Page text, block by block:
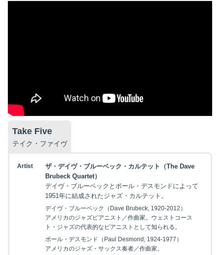
Take Five
テイク・ファイヴ
Artist
ザ・デイヴ・ブルーベック・カルテット（The Dave
Brubeck Quartet）
デイヴ・ブルーベックとポール・デスモンドによって
1951年に結成されたジャズ・カルテット。
デイヴ・ブルーベック（Dave Brubeck, 1920-2012）
アメリカのジャズピアニスト／作曲家。ウェストコース
ト・ジャズの代表的なピアニストとして知られる。
ポール・デスモンド（Paul Desmond, 1924-1977）
アメリカのジャズ・サックス奏者／作曲家。